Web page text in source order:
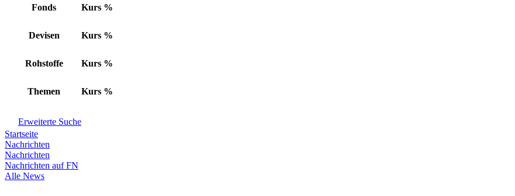
Fonds Kurs %
Devisen Kurs %
Rohstoffe Kurs %
Themen Kurs %
Erweiterte Suche
Startseite
Nachrichten
Nachrichten
Nachrichten auf FN
Alle News